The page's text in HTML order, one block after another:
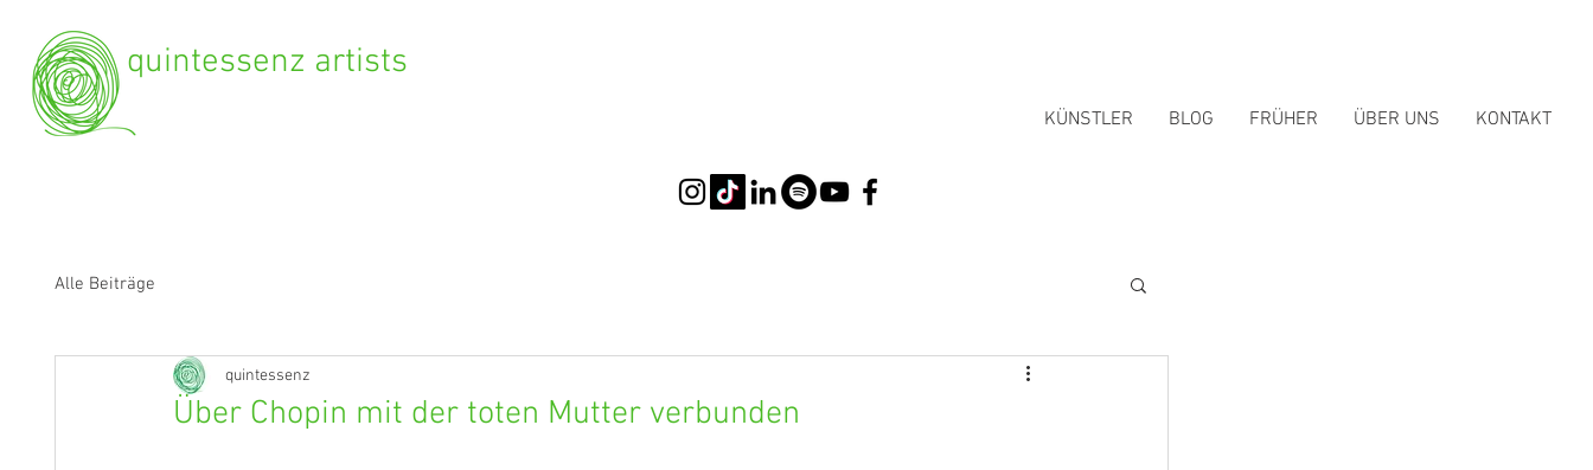
quintessenz artists
KÜNSTLER BLOG FRÜHER ÜBER UNS KONTAKT
Alle Beiträge
Über Chopin mit der toten Mutter verbunden
quintessenz